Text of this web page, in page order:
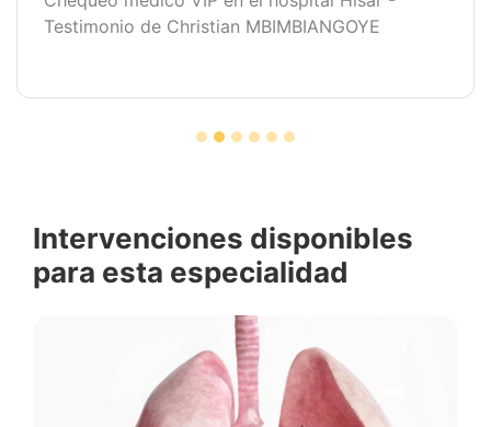
Testimonio de Christian MBIMBIANGOYE
Intervenciones disponibles
para esta especialidad